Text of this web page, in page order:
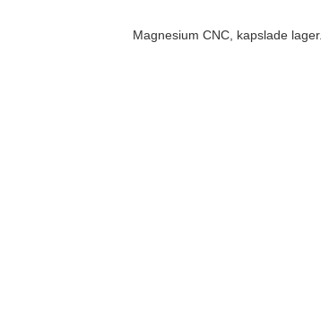
Magnesium CNC, kapslade lager.